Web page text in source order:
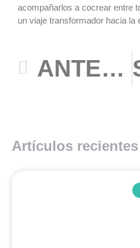
acompañarlos a cocrear entre
un viaje transformador hacia la
ANTERIOR
Artículos recientes